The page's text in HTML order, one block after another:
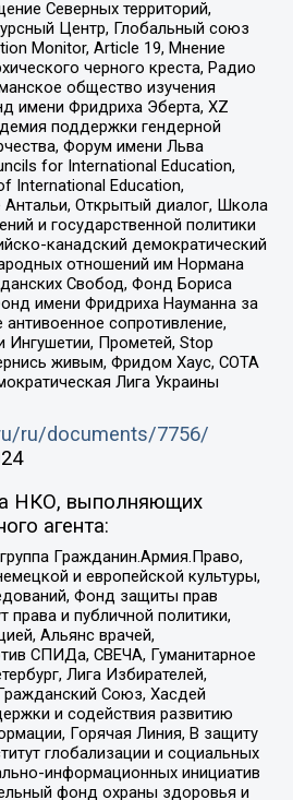
Северных территорий,
Центр, Глобальный союз
Monitor, Article 19, Мнение
черного креста, Радио
общество изучения
имени Фридриха Эберта, XZ
поддержки гендерной
Форум имени Льва
for International Education,
International Education,
Открытый диалог, Школа
и государственной политики
канадский демократический
отношений им Нормана
Свобод, Фонд Бориса
имени Фридриха Науманна за
сопротивление,
Ингушетии, Прометей, Stop
живым, Фридом Хаус, СОТА
Лига Украины
ru/documents/7756/
НКО, выполняющих
агента:
Гражданин.Армия.Право,
и европейской культуры,
Фонд защиты прав
права и публичной политики,
Альянс врачей,
СПИДа, СВЕЧА, Гуманитарное
Лига Избирателей,
Союз, Хасдей
и содействия развитию
Горячая Линия, В защиту
глобализации и социальных
информационных инициатив
фонд охраны здоровья и